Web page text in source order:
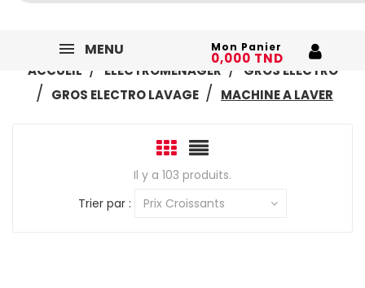
MENU Mon Panier
0,000 TND
ACCUEIL ELECTROMÉNAGER
GROS ELECTRO
GROS ELECTRO LAVAGE
MACHINE A LAVER
Il y a 103 produits.
Trier par :
Prix Croissants